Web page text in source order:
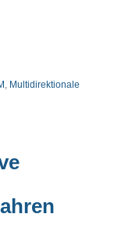
Multidirektionale